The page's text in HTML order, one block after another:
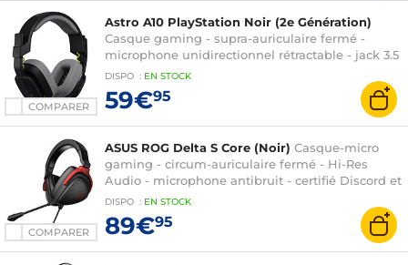
COMPARER
Astro A10 PlayStation Noir (2e Génération)
Casque gaming - supra-auriculaire fermé -
microphone unidirectionnel rétractable - jack 3.5
mm - compatible PC/PlayStation 5/PlayStation 4
DISPO : EN STOCK
59€95
COMPARER
ASUS ROG Delta S Core (Noir) Casque-micro
gaming - circum-auriculaire fermé - Hi-Res
Audio - microphone antibruit - certifié Discord et
TeamSpeak - PC//PS5/Switch
DISPO : EN STOCK
89€95